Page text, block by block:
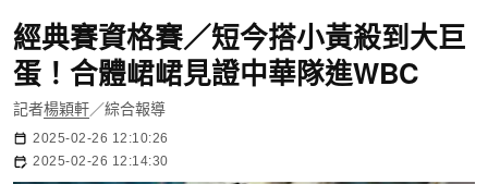
經典賽資格賽／短今搭小黃殺到大巨
蛋！合體峮峮見證中華隊進WBC
記者楊穎軒／綜合報導
2025-02-26 12:10:26
2025-02-26 12:14:30